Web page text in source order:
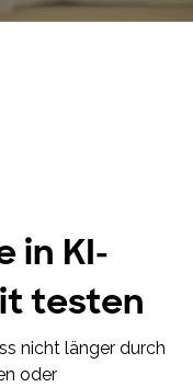
in KI-
testen
nicht länger durch
oder